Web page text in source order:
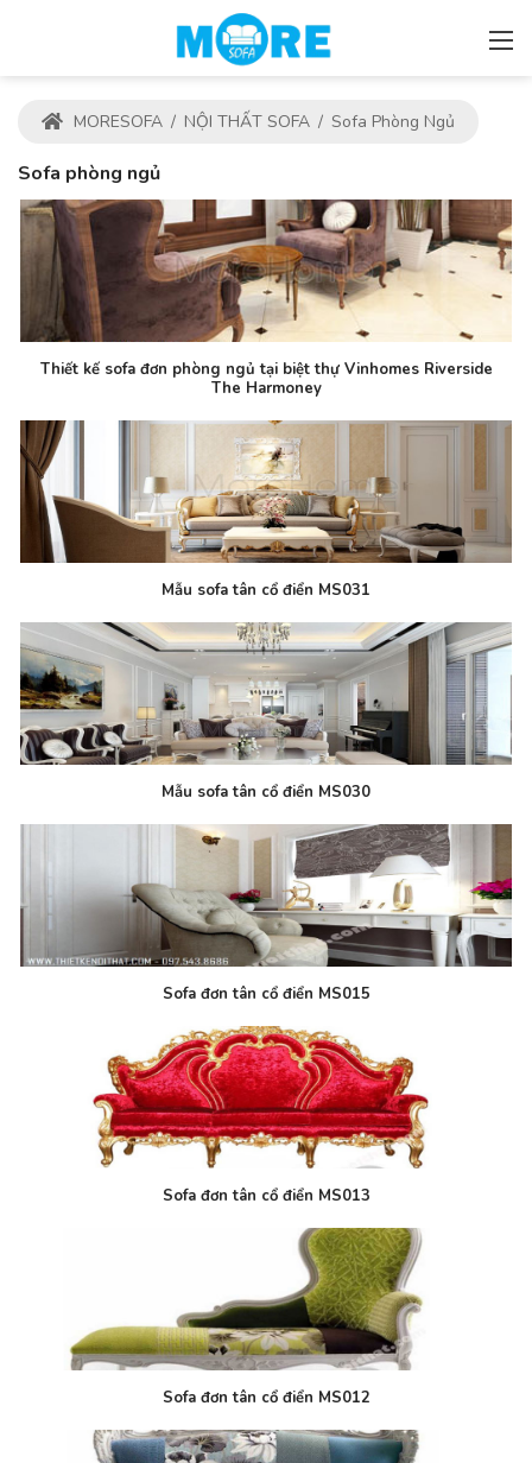
MORESOFA / NỘI THẤT SOFA / Sofa Phòng Ngủ
Sofa phòng ngủ
Thiết kế sofa đơn phòng ngủ tại biệt thự Vinhomes Riverside
The Harmoney
Mẫu sofa tân cổ điển MS031
Mẫu sofa tân cổ điển MS030
Sofa đơn tân cổ điển MS015
Sofa đơn tân cổ điển MS013
Sofa đơn tân cổ điển MS012